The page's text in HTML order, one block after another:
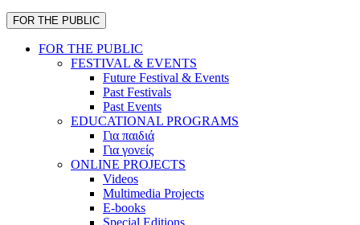
FOR THE PUBLIC
FOR THE PUBLIC
FESTIVAL & EVENTS
Future Festival & Events
Past Festivals
Past Events
EDUCATIONAL PROGRAMS
Για παιδιά
Για γονείς
ONLINE PROJECTS
Videos
Multimedia Projects
E-books